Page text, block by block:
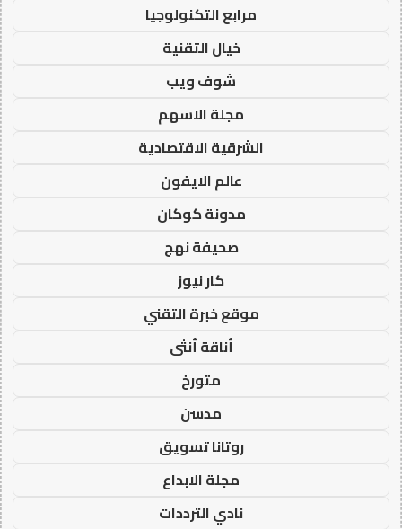
مرابع التكنولوجيا
خيال التقنية
شوف ويب
مجلة الاسهم
الشرقية الاقتصادية
عالم الايفون
مدونة كوكان
صحيفة نهج
كار نيوز
موقع خبرة التقني
أناقة أنثى
متورخ
مدسن
روتانا تسويق
مجلة الابداع
نادي الترددات